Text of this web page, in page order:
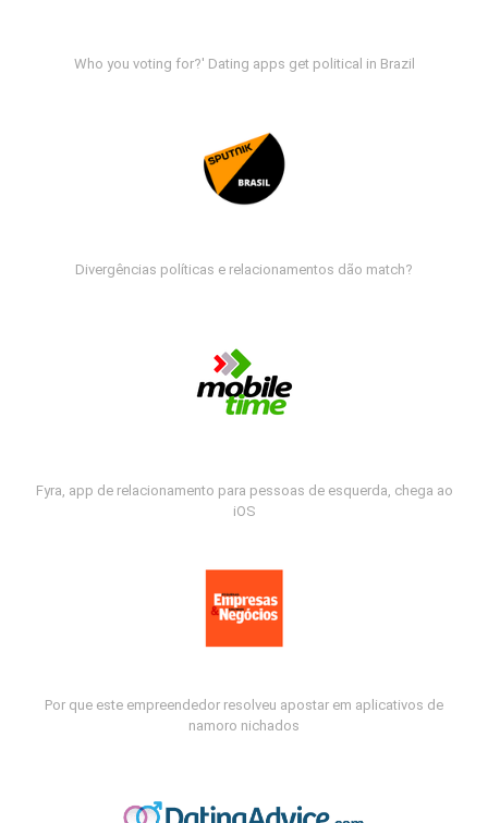
Who you voting for?' Dating apps get political in Brazil
Divergências políticas e relacionamentos dão match?
Fyra, app de relacionamento para pessoas de esquerda, chega ao
iOS
Por que este empreendedor resolveu apostar em aplicativos de
namoro nichados